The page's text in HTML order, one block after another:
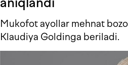
Mukofot ayollar mehnat
Klaudiya Goldinga beriladi.